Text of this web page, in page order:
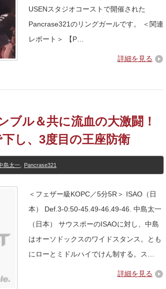
USENスタジオコーストで開催された
Pancrase321のリングガールです。 ＜関連
レポート＞ 【P…
詳細を見る
ブル＆共に流血の大激闘！
し、3度目の王座防衛
島太一 Pancrase321
＜フェザー級KOPC／5分5R＞ ISAO（日
本） Def.3-0:50-45.49-46.49-46. 中島太一
（日本） サウスポーのISAOに対し、中島
はオーソドックスのワイドスタンス。とも
にローとミドルハイでけん制する。ス…
詳細を見る